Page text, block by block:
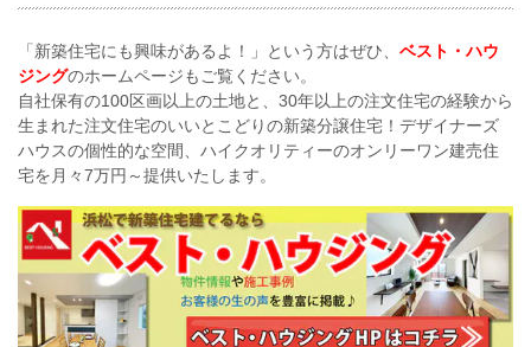
「新築住宅にも興味があるよ！」という方はぜひ、 ベスト・ハウ
ジングのホームページもご覧ください。
自社保有の100区画以上の土地と、30年以上の注文住宅の経験から
生まれた注文住宅のいいとこどりの新築分譲住宅！デザイナーズ
ハウスの個性的な空間、 ハイクオリティーのオンリーワン建売住
宅を月々7万円～提供いたします。